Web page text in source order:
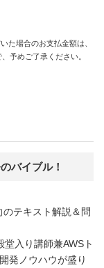
た場合のお支払金額は、
予めご了承ください。
バイブル！
テキスト解説＆問
入り講師兼AWSト
発ノウハウが盛り